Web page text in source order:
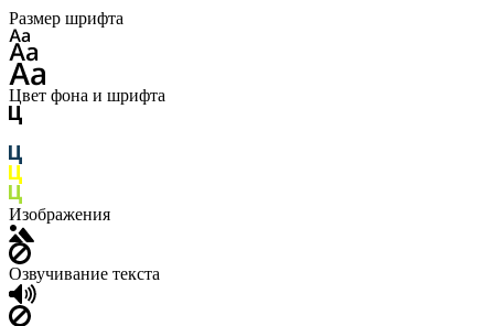
Размер шрифта
Цвет фона и шрифта
Изображения
Озвучивание текста